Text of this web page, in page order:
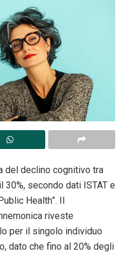
del declino cognitivo tra
secondo dati ISTAT e
Health”. Il
riveste
per il singolo individuo
dato che fino al 20% degli